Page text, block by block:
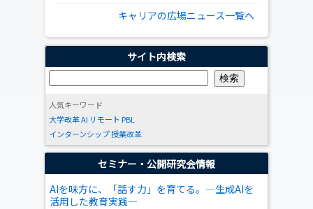
キャリアの広場ニュース一覧へ
サイト内検索
人気キーワード
大学改革AI リモート PBL
インターンシップ授業改革
セミナー・公開研究会情報
AIを味方に、「話す力」を育てる。―生成AIを
活用した教育実践―